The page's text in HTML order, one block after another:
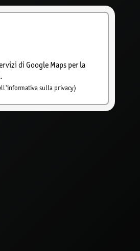
di Google Maps per la
sulla privacy)